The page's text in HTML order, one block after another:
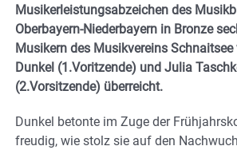
Musikerleistungsabzeichen des
Oberbayern-Niederbayern in Bronze
Musikern des Musikvereins
Dunkel (1.Voritzende) und Julia
(2.Vorsitzende) überreicht.
Dunkel betonte im Zuge der
freudig, wie stolz sie auf den